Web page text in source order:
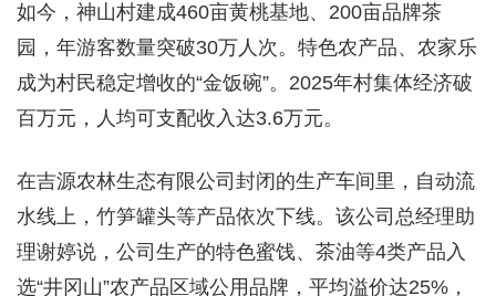
如今，神山村建成460亩黄桃基地、200亩品牌茶
园，年游客数量突破30万人次。特色农产品、农家乐
成为村民稳定增收的“金饭碗”。2025年村集体经济破
百万元，人均可支配收入达3.6万元。
在吉源农林生态有限公司封闭的生产车间里，自动流
水线上，竹笋罐头等产品依次下线。该公司总经理助
理谢婷说，公司生产的特色蜜饯、茶油等4类产品入
选“井冈山”农产品区域公用品牌，平均溢价达25%，